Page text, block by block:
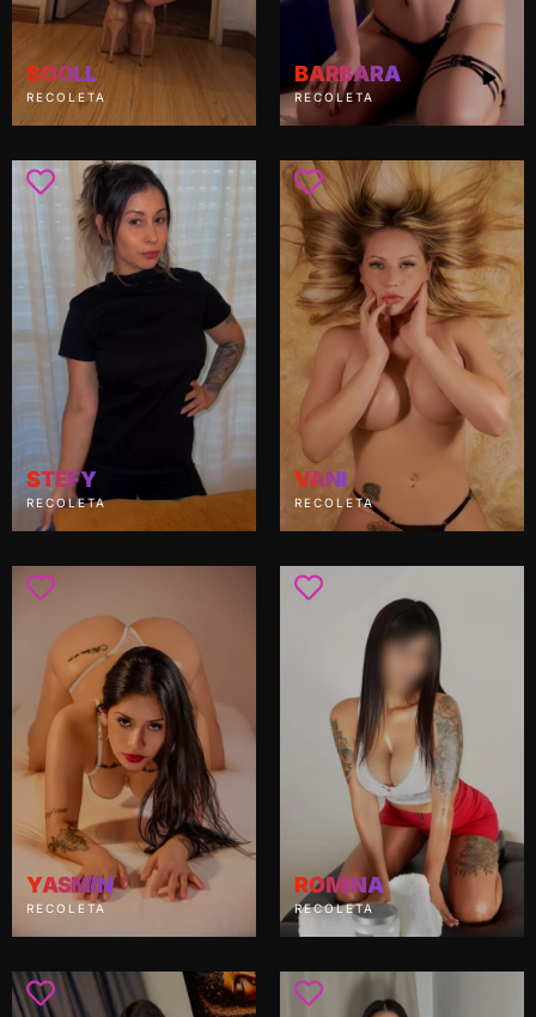
SOOLL
RECOLETA
BARBARA
RECOLETA
STEFY
RECOLETA
VANI
RECOLETA
YASMÍN
RECOLETA
ROMINA
RECOLETA